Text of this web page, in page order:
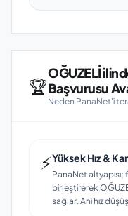
🏆
OĞUZELİ
Başvurusu
Neden PanaNet'i
⚡Yüksek Hız &
PanaNet
birleştirerek
sağlar. Ani hız